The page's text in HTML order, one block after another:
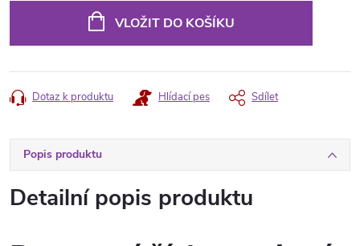
VLOŽIT DO KOŠÍKU
Dotaz k produktu Hlídací pes Sdílet
Popis produktu
Detailní popis produktu